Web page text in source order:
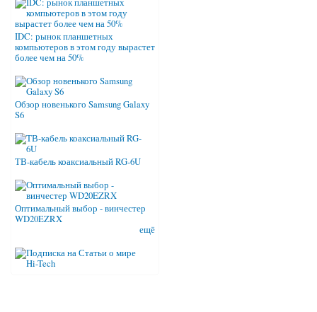
IDC: рынок планшетных
компьютеров в этом году вырастет
более чем на 50%
Обзор новенького Samsung Galaxy
S6
ТВ-кабель коаксиальный RG-6U
Оптимальный выбор - винчестер
WD20EZRX
ещё